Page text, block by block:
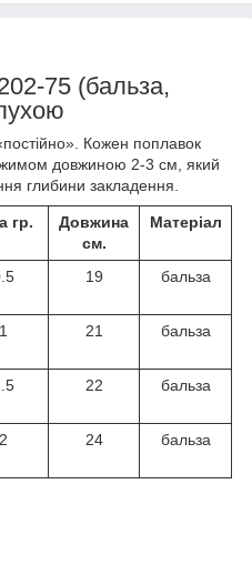
75 (бальза,
Кожен поплавок
довжиною 2-3 см, який
глибини закладення.
гр.
Довжина
см.
Матеріал
19 бальза
1 21 бальза
22 бальза
2 24 бальза